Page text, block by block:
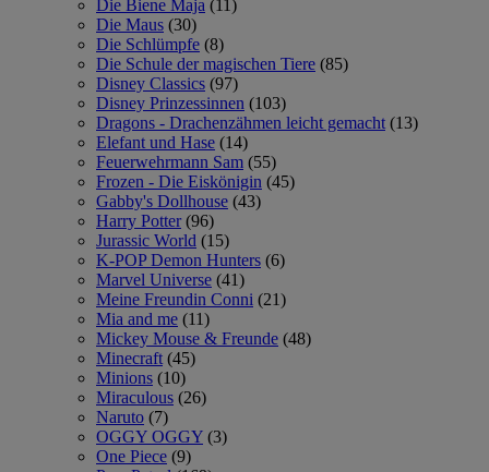
Die Biene Maja (11)
Die Maus (30)
Die Schlümpfe (8)
Die Schule der magischen Tiere (85)
Disney Classics (97)
Disney Prinzessinnen (103)
Dragons - Drachenzähmen leicht gemacht (13)
Elefant und Hase (14)
Feuerwehrmann Sam (55)
Frozen - Die Eiskönigin (45)
Gabby's Dollhouse (43)
Harry Potter (96)
Jurassic World (15)
K-POP Demon Hunters (6)
Marvel Universe (41)
Meine Freundin Conni (21)
Mia and me (11)
Mickey Mouse & Freunde (48)
Minecraft (45)
Minions (10)
Miraculous (26)
Naruto (7)
OGGY OGGY (3)
One Piece (9)